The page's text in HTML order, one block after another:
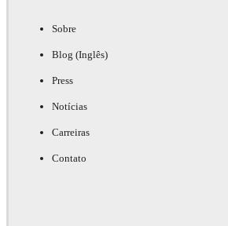
Sobre
Blog (Inglês)
Press
Notícias
Carreiras
Contato